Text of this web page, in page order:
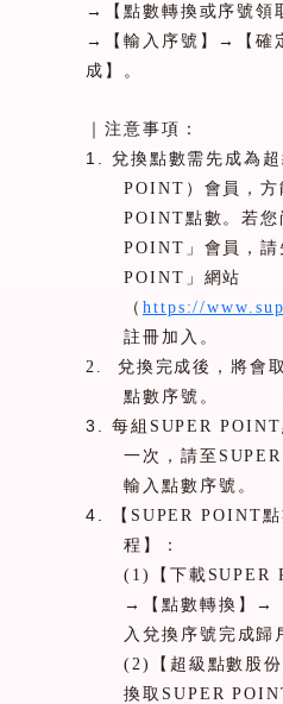
→【點數轉換或序號領
→【輸入序號】→【確
成】。
｜注意事項：
1. 兌換點數需先成為
POINT ）會員，方
POINT點數。若您
POINT 」會員，請
POINT 」網站
（ https://
註冊加入。
2.
兌換完成後，將會
點數序號。
3. 每組 SUPER POINT
一次，請至
輸入點數序號。
4. 【 SUPER POINT
程】：
(1)
【下載 SUPER
→【點數轉換】→
入兌換序號完成歸
(2)
【超級點數股
換取 SUPER